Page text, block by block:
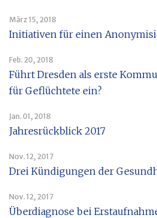
März 15, 2018
Initiativen für einen
Feb. 20, 2018
Führt Dresden als erste
für Geflüchtete ein?
Jan. 01, 2018
Jahresrückblick 2017
Nov. 12, 2017
Drei Kündigungen der
Nov. 12, 2017
Überdiagnose bei